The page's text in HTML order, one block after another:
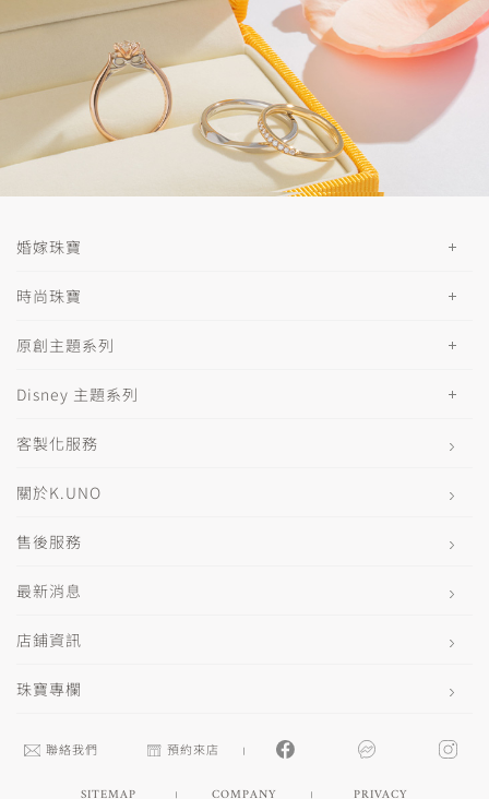
婚嫁珠寶
時尚珠寶
原創主題系列
Disney 主題系列
客製化服務
關於K.UNO
售後服務
最新消息
店鋪資訊
珠寶專欄
聯絡我們 預約來店